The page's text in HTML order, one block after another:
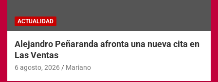
ACTUALIDAD
Alejandro Peñaranda afronta una nueva cita en
Las Ventas
6 agosto, 2026 Mariano